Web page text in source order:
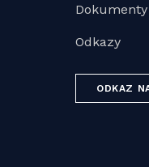
Odkazy
ODKAZ